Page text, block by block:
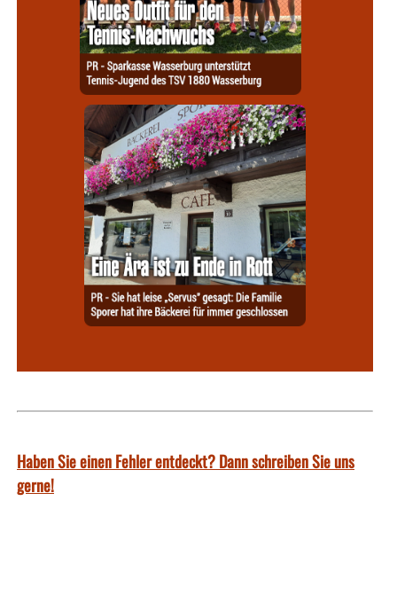
Haben Sie einen Fehler entdeckt? Dann schreiben Sie uns
gerne!